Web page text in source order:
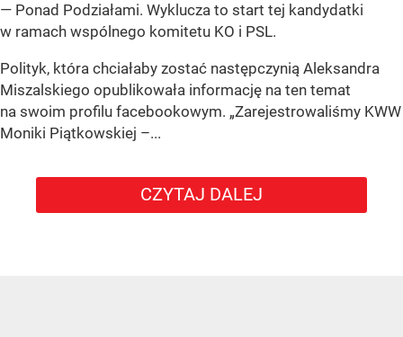
— Ponad Podziałami. Wyklucza to start tej kandydatki
w ramach wspólnego komitetu KO i PSL.
Polityk, która chciałaby zostać następczynią Aleksandra
Miszalskiego opublikowała informację na ten temat
na swoim profilu facebookowym. „Zarejestrowaliśmy KWW
Moniki Piątkowskiej –...
CZYTAJ DALEJ